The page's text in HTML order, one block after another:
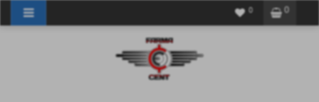
0
0